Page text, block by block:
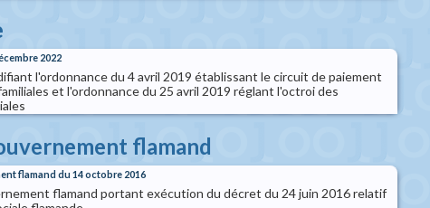
2022
l'ordonnance du 4 avril 2019 établissant le circuit de paiement
et l'ordonnance du 25 avril 2019 réglant l'octroi des
flamand
flamand du 14 octobre 2016
flamand portant exécution du décret du 24 juin 2016 relatif